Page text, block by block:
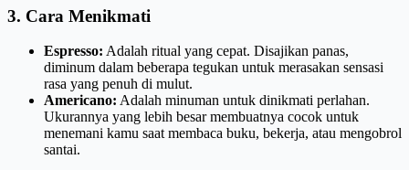
3. Cara Menikmati
Espresso: Adalah ritual yang cepat. Disajikan panas,
diminum dalam beberapa tegukan untuk merasakan sensasi
rasa yang penuh di mulut.
Americano: Adalah minuman untuk dinikmati perlahan.
Ukurannya yang lebih besar membuatnya cocok untuk
menemani kamu saat membaca buku, bekerja, atau mengobrol
santai.